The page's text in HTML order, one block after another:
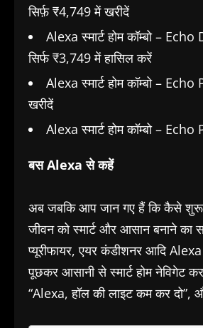
सिर्फ़ ₹4,749 में खरीदें
Alexa स्मार्ट होम कॉम्बो –
सिर्फ ₹3,749 में हासिल करें
Alexa स्मार्ट होम कॉम्बो –
खरीदें
Alexa स्मार्ट होम कॉम्बो –
बस Alexa से कहें
अब जबकि आप जान गए हैं कि कैसे शुरू
जीवन को स्मार्ट और आसान बनाने
प्यूरीफायर, एयर कंडीशनर आदि Alexa
पूछकर आसानी से स्मार्ट होम नेविगेट
“Alexa, हॉल की लाइट कम कर दो”,